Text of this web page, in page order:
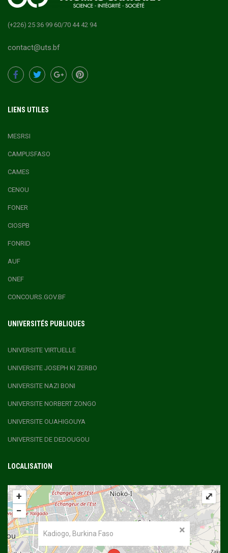
(+226) 25 36 99 60/70 44 42 94
contact@uts.bf
LIENS UTILES
MESRSI
CAMPUSFASO
CAMES
CENOU
FONER
CIOSPB
FONRID
AUF
ONEF
CONCOURS.GOV.BF
UNIVERSITÉS PUBLIQUES
UNIVERSITE VIRTUELLE
UNIVERSITE JOSEPH KI ZERBO
UNIVERSITE NAZI BONI
UNIVERSITE NORBERT ZONGO
UNIVERSITE OUAHIGOUYA
UNIVERSITE DE DEDOUGOU
LOCALISATION
Kadiogo, Burkina Faso
+
−
⤢